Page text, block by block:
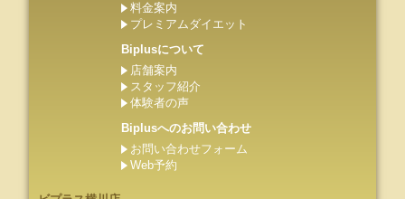
料金案内
プレミアムダイエット
Biplusについて
店舗案内
スタッフ紹介
体験者の声
Biplusへのお問い合わせ
お問い合わせフォーム
Web予約